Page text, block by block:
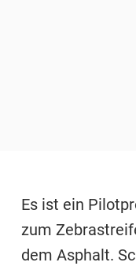
Es ist ein
zum
dem Asphalt.